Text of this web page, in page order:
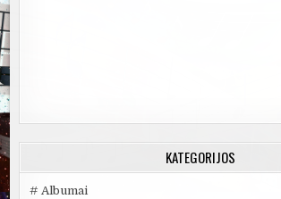
KATEGORIJOS
# Albumai